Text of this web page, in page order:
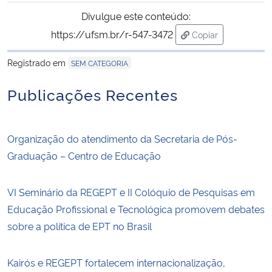
Ministério da Saúde
Ministério da Ciência, Tecnologia, Inovações e Comunicações
Ministério do Meio Ambiente
Controladoria-Geral da União
Ministério da Mulher, da Família e dos Direitos Humanos
Divulgue este conteúdo:
https://ufsm.br/r-547-3472
Copiar
para área de
Registrado em SEM CATEGORIA
Publicações Recentes
Organização do atendimento da Secretaria de Pós-
Graduação – Centro de Educação
VI Seminário da REGEPT e II Colóquio de Pesquisas em
Educação Profissional e Tecnológica promovem debates
sobre a política de EPT no Brasil
Kairós e REGEPT fortalecem internacionalização,